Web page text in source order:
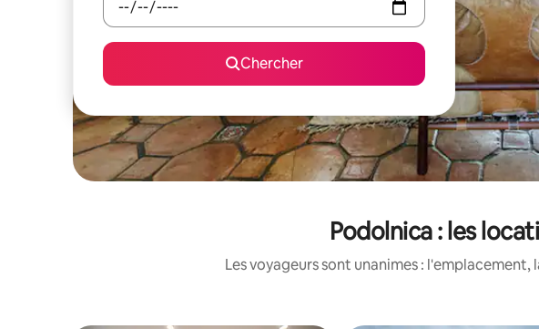
Chercher
Podolnica : les
Les voyageurs sont unanimes :